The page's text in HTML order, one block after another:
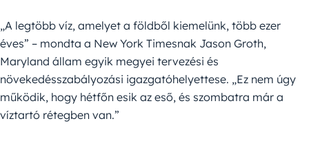
„A legtöbb víz, amelyet a földből kiemelünk, több ezer
éves” – mondta a New York Timesnak Jason Groth,
Maryland állam egyik megyei tervezési és
növekedésszabályozási igazgatóhelyettese. „Ez nem úgy
működik, hogy hétfőn esik az eső, és szombatra már a
víztartó rétegben van.”